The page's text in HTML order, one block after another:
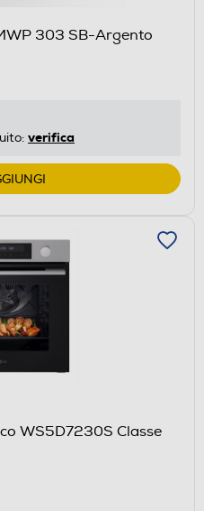
303 SB-Argento
verifica
WS5D7230S Classe